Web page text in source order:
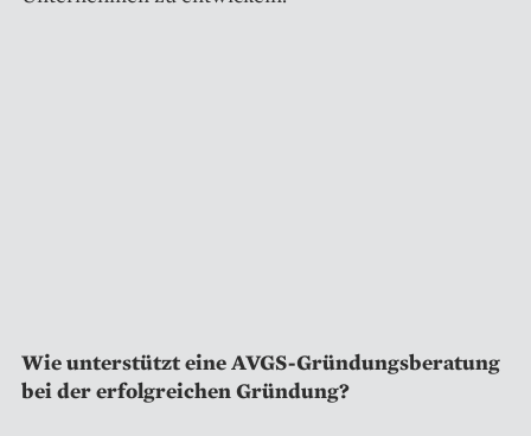
Wie unterstützt eine AVGS-Gründungsberatung
bei der erfolgreichen Gründung?